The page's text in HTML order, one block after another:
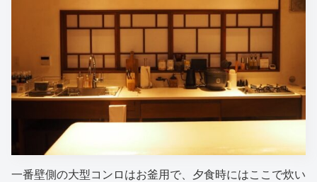
一番壁側の大型コンロはお釜用で、夕食時にはここで炊い